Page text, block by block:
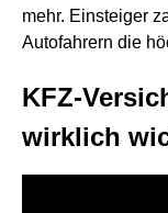
mehr. Einsteiger
Autofahrern die
KFZ-
wirklich